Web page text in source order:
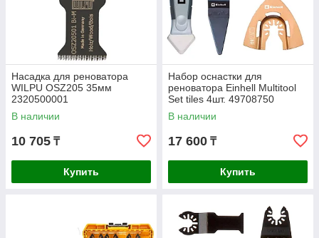
Насадка для реноватора
WILPU OSZ205 35мм
2320500001
В наличии
10 705 ₸
Купить
Набор оснастки для
реноватора Einhell Multitool
Set tiles 4шт. 49708750
В наличии
17 600 ₸
Купить